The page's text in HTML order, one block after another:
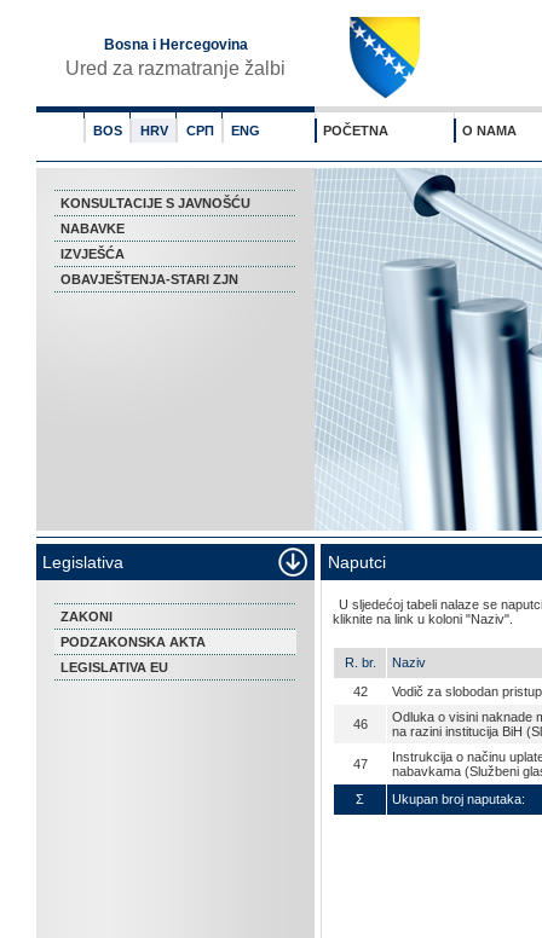
Bosna i Hercegovina
Ured za razmatranje žalbi
BOS HRV СРП ENG POČETNA O NAMA
KONSULTACIJE S JAVNOŠĆU
NABAVKE
IZVJEŠĆA
OBAVJEŠTENJA-STARI ZJN
Legislativa
ZAKONI
PODZAKONSKA AKTA
LEGISLATIVA EU
Naputci
U sljedećoj tabeli nalaze se
kliknite na link u koloni "Naziv".
R. br.
Naziv
42
Vodič za slobodan
46
Odluka o visini naknade
na razini institucija BiH
47
Instrukcija o načinu
nabavkama (Službeni
Σ
Ukupan broj naputaka: